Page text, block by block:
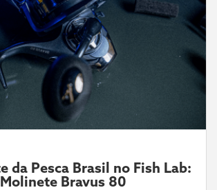
da Pesca Brasil no Fish Lab:
Bravus 80